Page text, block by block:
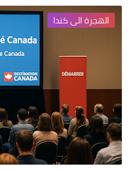
الهجرة الى كندا